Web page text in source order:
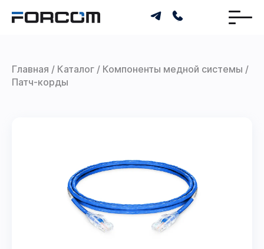
Главная Каталог
Компоненты медной системы
Патч-корды